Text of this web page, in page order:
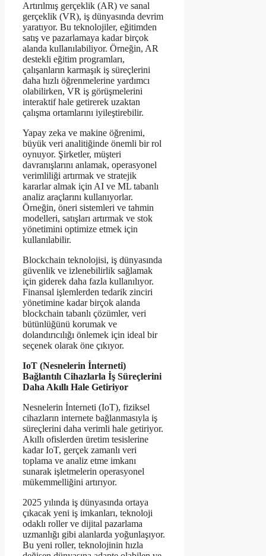
Artırılmış gerçeklik (AR) ve sanal
gerçeklik (VR), iş dünyasında devrim
yaratıyor. Bu teknolojiler, eğitimden
satış ve pazarlamaya kadar birçok
alanda kullanılabiliyor. Örneğin, AR
destekli eğitim programları,
çalışanların karmaşık iş süreçlerini
daha hızlı öğrenmelerine yardımcı
olabilirken, VR iş görüşmelerini
interaktif hale getirerek uzaktan
çalışma ortamlarını iyileştirebilir.
Yapay zeka ve makine öğrenimi,
büyük veri analitiğinde önemli bir rol
oynuyor. Şirketler, müşteri
davranışlarını anlamak, operasyonel
verimliliği artırmak ve stratejik
kararlar almak için AI ve ML tabanlı
analiz araçlarını kullanıyorlar.
Örneğin, öneri sistemleri ve tahmin
modelleri, satışları artırmak ve stok
yönetimini optimize etmek için
kullanılabilir.
Blockchain teknolojisi, iş dünyasında
güvenlik ve izlenebilirlik sağlamak
için giderek daha fazla kullanılıyor.
Finansal işlemlerden tedarik zinciri
yönetimine kadar birçok alanda
blockchain tabanlı çözümler, veri
bütünlüğünü korumak ve
dolandırıcılığı önlemek için ideal bir
seçenek olarak öne çıkıyor.
IoT (Nesnelerin İnterneti)
Bağlantılı Cihazlarla İş Süreçlerini
Daha Akıllı Hale Getiriyor
Nesnelerin İnterneti (IoT), fiziksel
cihazların internete bağlanmasıyla iş
süreçlerini daha verimli hale getiriyor.
Akıllı ofislerden üretim tesislerine
kadar IoT, gerçek zamanlı veri
toplama ve analiz etme imkanı
sunarak işletmelerin operasyonel
mükemmelliğini artırıyor.
2025 yılında iş dünyasında ortaya
çıkacak yeni iş imkanları, teknoloji
odaklı roller ve dijital pazarlama
uzmanlığı gibi alanlarda yoğunlaşıyor.
Bu yeni roller, teknolojinin hızla